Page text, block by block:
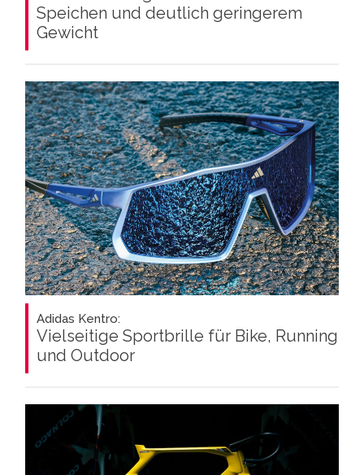
Speichen und deutlich geringerem
Gewicht
Adidas Kentro:
Vielseitige Sportbrille für Bike, Running
und Outdoor